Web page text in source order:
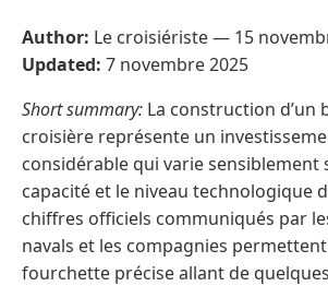
Author: Le croisiériste — 15
Updated: 7 novembre 2025
Short summary: La construction d’un
croisière représente un
considérable qui varie sensiblement
capacité et le niveau technologique
chiffres officiels communiqués par
navals et les compagnies
fourchette précise allant de